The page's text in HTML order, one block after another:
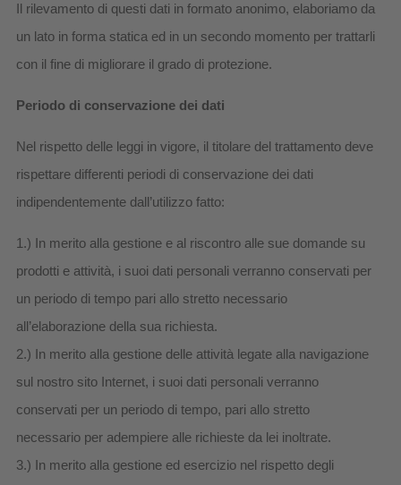
Il rilevamento di questi dati in formato anonimo, elaboriamo da
un lato in forma statica ed in un secondo momento per trattarli
con il fine di migliorare il grado di protezione.
Periodo di conservazione dei dati
Nel rispetto delle leggi in vigore, il titolare del trattamento deve
rispettare differenti periodi di conservazione dei dati
indipendentemente dall’utilizzo fatto:
1.) In merito alla gestione e al riscontro alle sue domande su
prodotti e attività, i suoi dati personali verranno conservati per
un periodo di tempo pari allo stretto necessario
all’elaborazione della sua richiesta.
2.) In merito alla gestione delle attività legate alla navigazione
sul nostro sito Internet, i suoi dati personali verranno
conservati per un periodo di tempo, pari allo stretto
necessario per adempiere alle richieste da lei inoltrate.
3.) In merito alla gestione ed esercizio nel rispetto degli